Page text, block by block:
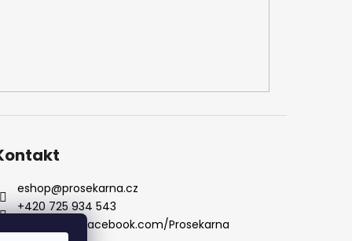
eshop@prosekarna.cz
+420 725 934 543
http://www.facebook.com/Prosekarna